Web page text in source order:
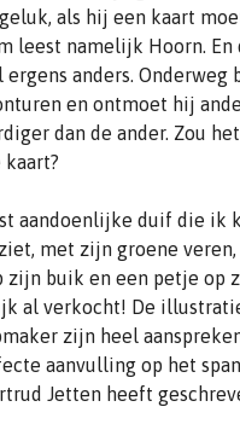
als hij een kaart
leest namelijk Hoorn.
anders. Onderweg
en ontmoet hij
dan de ander. Zou
kaart?
aandoenlijke duif die ik
met zijn groene
zijn buik en een petje op
al verkocht! De
zijn heel
aanvulling op het
Jetten heeft